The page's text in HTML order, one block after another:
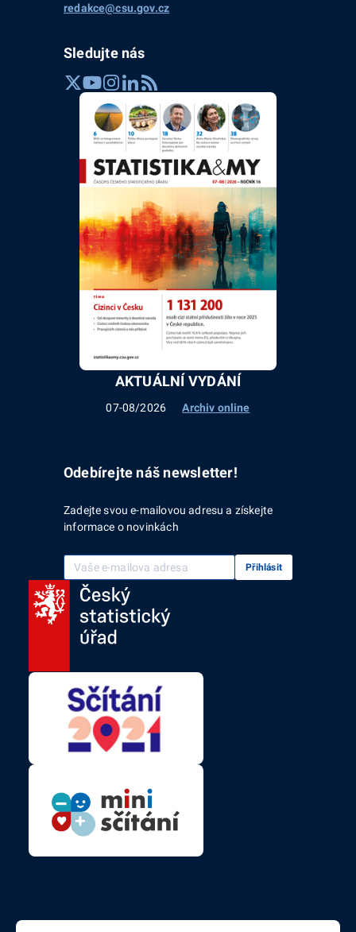
redakce@csu.gov.cz
Sledujte nás
AKTUÁLNÍ VYDÁNÍ
07-08/2026 Archiv online
Odebírejte náš newsletter!
Zadejte svou e-mailovou adresu a získejte
informace o novinkách
Vaše e-mailová adresa Přihlásit